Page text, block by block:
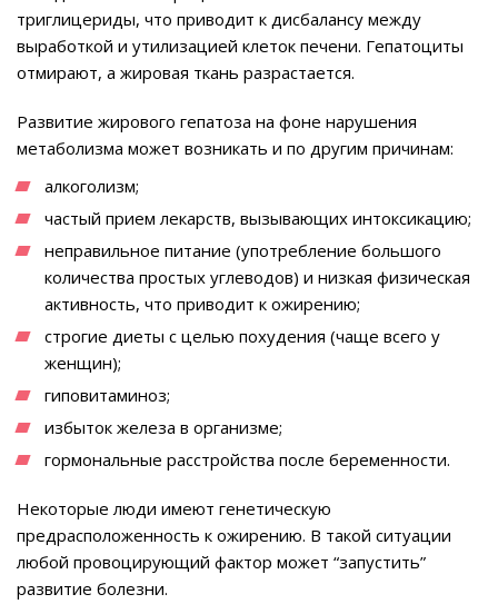
триглицериды, что приводит к дисбалансу между
выработкой и утилизацией клеток печени. Гепатоциты
отмирают, а жировая ткань разрастается.
Развитие жирового гепатоза на фоне нарушения
метаболизма может возникать и по другим причинам:
алкоголизм;
частый прием лекарств, вызывающих интоксикацию;
неправильное питание (употребление большого
количества простых углеводов) и низкая физическая
активность, что приводит к ожирению;
строгие диеты с целью похудения (чаще всего у
женщин);
гиповитаминоз;
избыток железа в организме;
гормональные расстройства после беременности.
Некоторые люди имеют генетическую
предрасположенность к ожирению. В такой ситуации
любой провоцирующий фактор может “запустить”
развитие болезни.